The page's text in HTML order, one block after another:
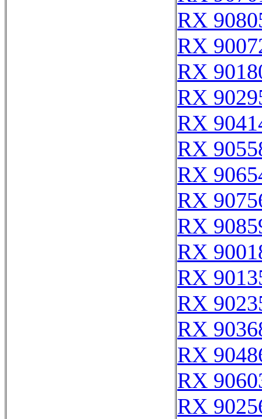
RX
RX
RX
RX
RX
RX
RX
RX
RX
RX
RX
RX
RX
RX
RX
RX